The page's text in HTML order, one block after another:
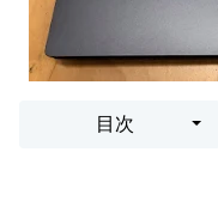
目次